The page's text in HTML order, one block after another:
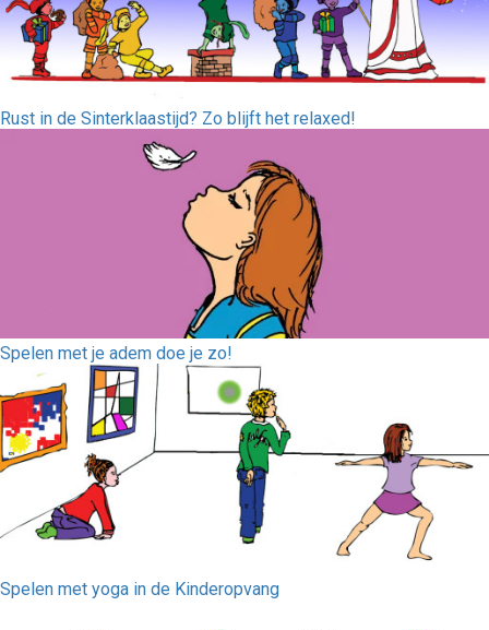
Rust in de Sinterklaastijd? Zo blijft het relaxed!
Spelen met je adem doe je zo!
Spelen met yoga in de Kinderopvang